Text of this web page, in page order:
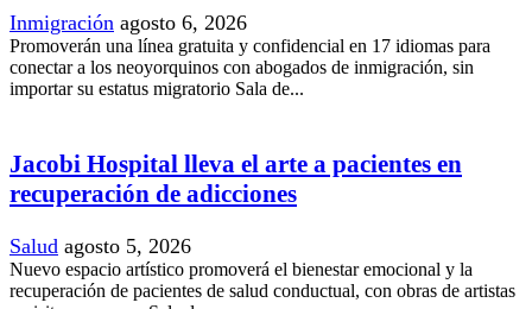
Inmigración agosto 6, 2026
Promoverán una línea gratuita y confidencial en 17 idiomas para
conectar a los neoyorquinos con abogados de inmigración, sin
importar su estatus migratorio Sala de...
Jacobi Hospital lleva el arte a pacientes en
recuperación de adicciones
Salud agosto 5, 2026
Nuevo espacio artístico promoverá el bienestar emocional y la
recuperación de pacientes de salud conductual, con obras de artistas